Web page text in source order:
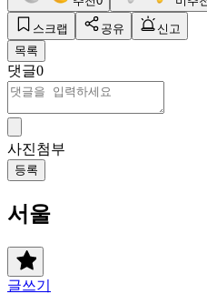
스크랩 공유
신고
목록
댓글0
사진첨부
등록
서울
글쓰기